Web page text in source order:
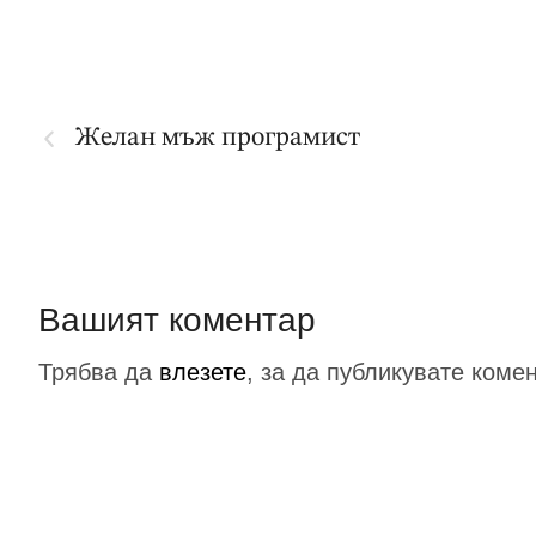
Желан мъж програмист
Вашият коментар
Трябва да влезете, за да публикувате